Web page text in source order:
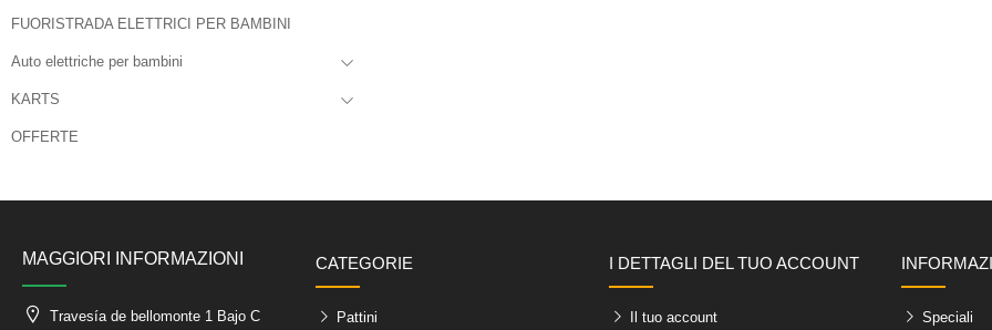
FUORISTRADA ELETTRICI PER BAMBINI
Auto elettriche per bambini
KARTS
OFFERTE
MAGGIORI INFORMAZIONI
Travesía de bellomonte 1 Bajo C
CATEGORIE
Pattini
I DETTAGLI DEL TUO ACCOUNT
Il tuo account Speciali